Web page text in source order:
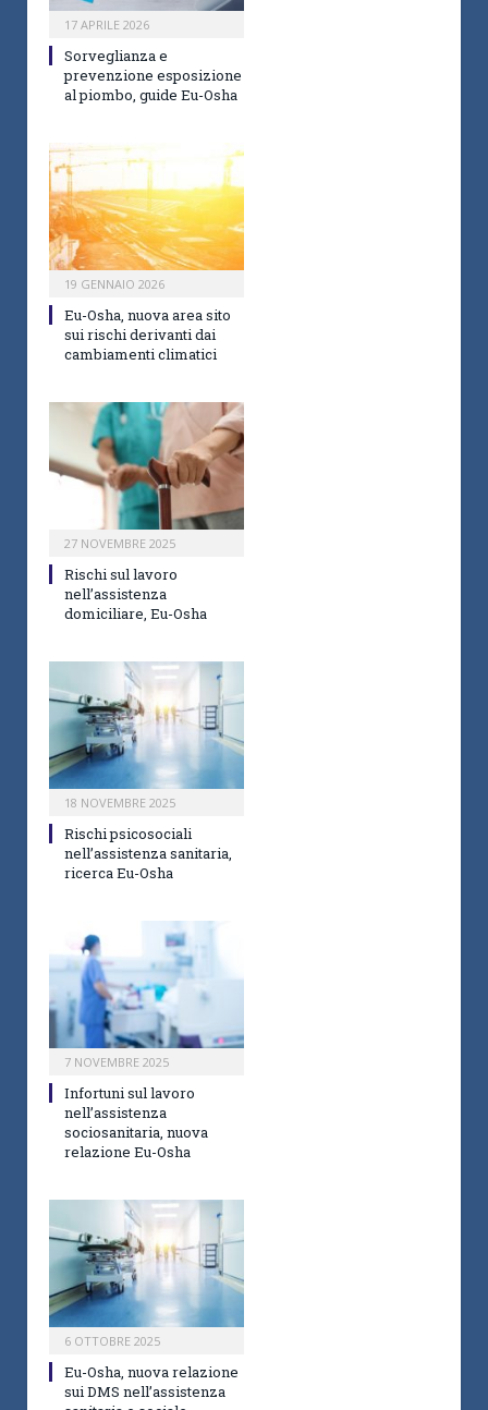
17 APRILE 2026
Sorveglianza e
prevenzione esposizione
al piombo, guide Eu-Osha
19 GENNAIO 2026
Eu-Osha, nuova area sito
sui rischi derivanti dai
cambiamenti climatici
27 NOVEMBRE 2025
Rischi sul lavoro
nell’assistenza
domiciliare, Eu-Osha
18 NOVEMBRE 2025
Rischi psicosociali
nell’assistenza sanitaria,
ricerca Eu-Osha
7 NOVEMBRE 2025
Infortuni sul lavoro
nell’assistenza
sociosanitaria, nuova
relazione Eu-Osha
6 OTTOBRE 2025
Eu-Osha, nuova relazione
sui DMS nell’assistenza